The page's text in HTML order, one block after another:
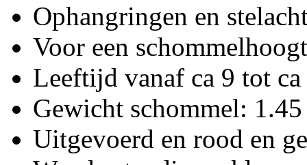
Ophangringen en
Voor een
Leeftijd vanaf ca 9 tot ca
Gewicht schommel:
Uitgevoerd en rood en